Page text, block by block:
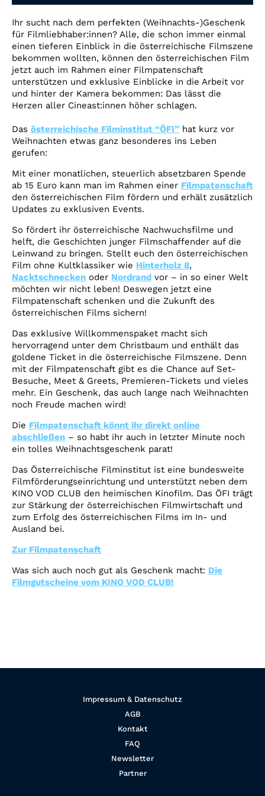
Account
Suche
Ihr sucht nach dem perfekten (Weihnachts-)Geschenk
für Filmliebhaber:innen? Alle, die schon immer einmal
einen tieferen Einblick in die österreichische Filmszene
bekommen wollten, können den österreichischen Film
jetzt auch im Rahmen einer Filmpatenschaft
unterstützen und exklusive Einblicke in die Arbeit vor
und hinter der Kamera bekommen: Das lässt die
Herzen aller Cineast:innen höher schlagen.
Das österreichische Filminstitut “ÖFI” hat kurz vor
Weihnachten etwas ganz besonderes ins Leben
gerufen:
Mit einer monatlichen, steuerlich absetzbaren Spende
ab 15 Euro kann man im Rahmen einer Filmpatenschaft
den österreichischen Film fördern und erhält zusätzlich
Updates zu exklusiven Events.
So fördert ihr österreichische Nachwuchsfilme und
helft, die Geschichten junger Filmschaffender auf die
Leinwand zu bringen. Stellt euch den österreichischen
Film ohne Kultklassiker wie Hinterholz 8,
Nacktschnecken oder Nordrand vor – in so einer Welt
möchten wir nicht leben! Deswegen jetzt eine
Filmpatenschaft schenken und die Zukunft des
österreichischen Films sichern!
Das exklusive Willkommenspaket macht sich
hervorragend unter dem Christbaum und enthält das
goldene Ticket in die österreichische Filmszene. Denn
mit der Filmpatenschaft gibt es die Chance auf Set-
Besuche, Meet & Greets, Premieren-Tickets und vieles
mehr. Ein Geschenk, das auch lange nach Weihnachten
noch Freude machen wird!
Die Filmpatenschaft könnt ihr direkt online
abschließen – so habt ihr auch in letzter Minute noch
ein tolles Weihnachtsgeschenk parat!
Das Österreichische Filminstitut ist eine bundesweite
Filmförderungseinrichtung und unterstützt neben dem
KINO VOD CLUB den heimischen Kinofilm. Das ÖFI trägt
zur Stärkung der österreichischen Filmwirtschaft und
zum Erfolg des österreichischen Films im In- und
Ausland bei.
Zur Filmpatenschaft
Was sich auch noch gut als Geschenk macht: Die
Filmgutscheine vom KINO VOD CLUB!
Impressum & Datenschutz
AGB
Kontakt
FAQ
Newsletter
Partner